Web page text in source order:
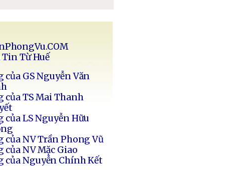
Tin Từ Huế
của GS Nguyễn Văn
của TS Mai Thanh
của LS Nguyễn Hữu
của NV Trần Phong Vũ
của NV Mặc Giao
của Nguyễn Chính Kết